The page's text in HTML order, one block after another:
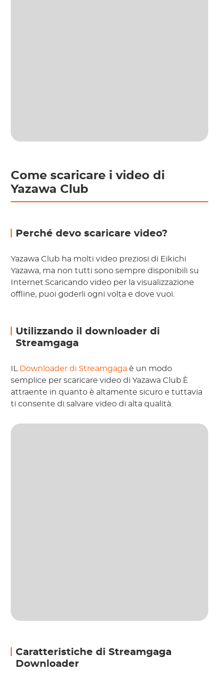
Come scaricare i video di
Yazawa Club
Perché devo scaricare video?
Yazawa Club ha molti video preziosi di Eikichi
Yazawa, ma non tutti sono sempre disponibili su
Internet.Scaricando video per la visualizzazione
offline, puoi goderli ogni volta e dove vuoi.
Utilizzando il downloader di
Streamgaga
IL Downloader di Streamgagaè un modo
semplice per scaricare video di Yazawa Club.È
attraente in quanto è altamente sicuro e tuttavia
ti consente di salvare video di alta qualità.
Caratteristiche di Streamgaga
Downloader